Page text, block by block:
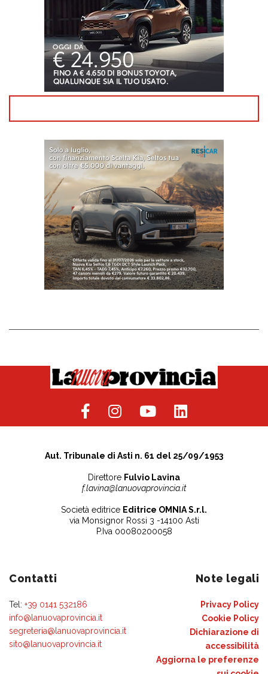
Aut. Tribunale di Asti n. 61 del 25/09/1953
Direttore Fulvio Lavina
f.lavina@lanuovaprovincia.it
Società editrice Editrice OMNIA S.r.l.
via Monsignor Rossi 3 -14100 Asti
P.Iva 00080200058
Contatti
Tel: +39 0141 532186
info@lanuovaprovincia.it
segreteria@lanuovaprovincia.it
sito@lanuovaprovincia.it
Note legali
Privacy Policy
Cookie Policy
Dichiarazione di
accessibilità
Aggiorna le preferenze